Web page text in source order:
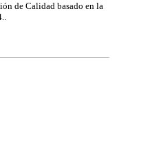
de Calidad basado en la